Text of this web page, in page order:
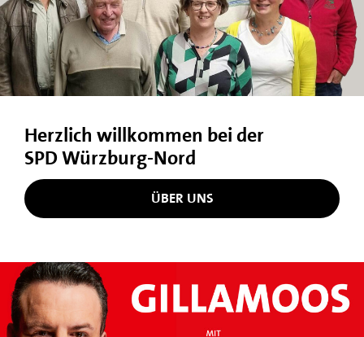
Herzlich willkommen bei der
SPD Würzburg-Nord
ÜBER UNS